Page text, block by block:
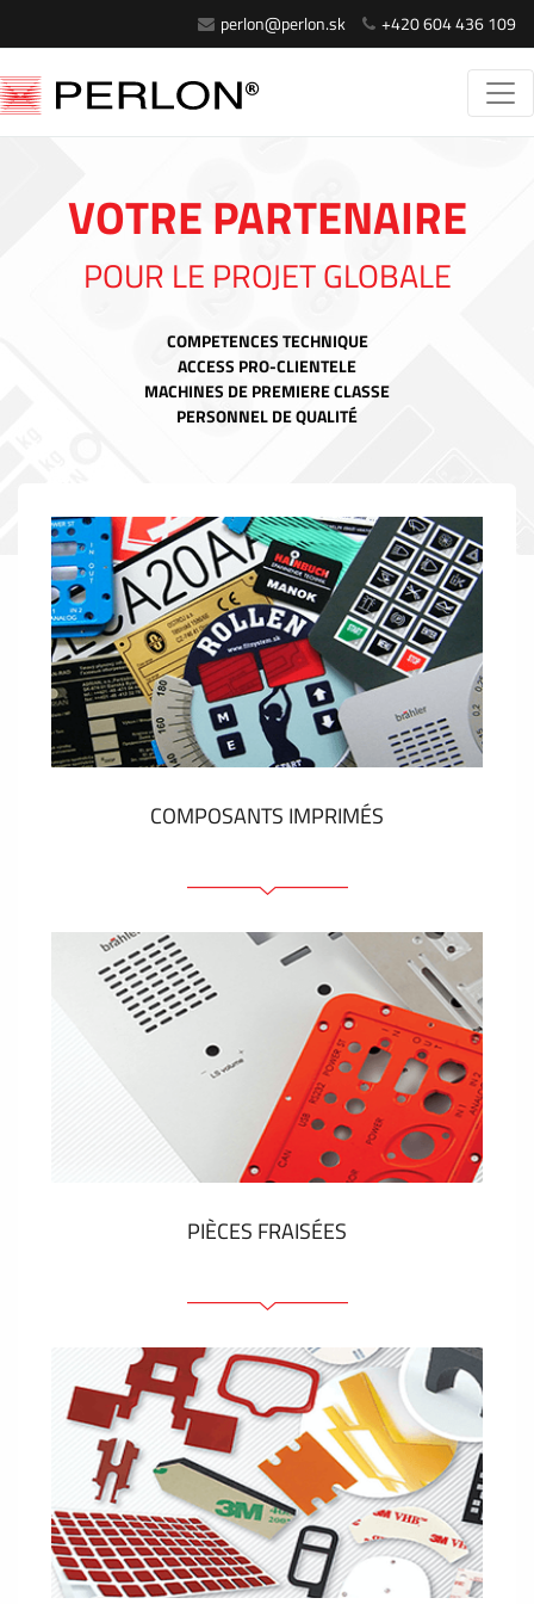
perlon@perlon.sk +420 604 436 109
VOTRE PARTENAIRE
POUR LE PROJET GLOBALE
COMPETENCES TECHNIQUE
ACCESS PRO-CLIENTELE
MACHINES DE PREMIERE CLASSE
PERSONNEL DE QUALITÉ
COMPOSANTS IMPRIMÉS
Faces avant plastique
Clavier a membrane
Plaques industrielles métalliques
Autocollants et étiquettes
Étiquettes en plastique et tags
VOIR PLUS
PIÈCES FRAISÉES
Face avant ou arrière en aluminium ou matière
plastique
Panneaux anodisés
Panneaux colorés
Panneaux avec éléments de presse
Étiquettes gravees